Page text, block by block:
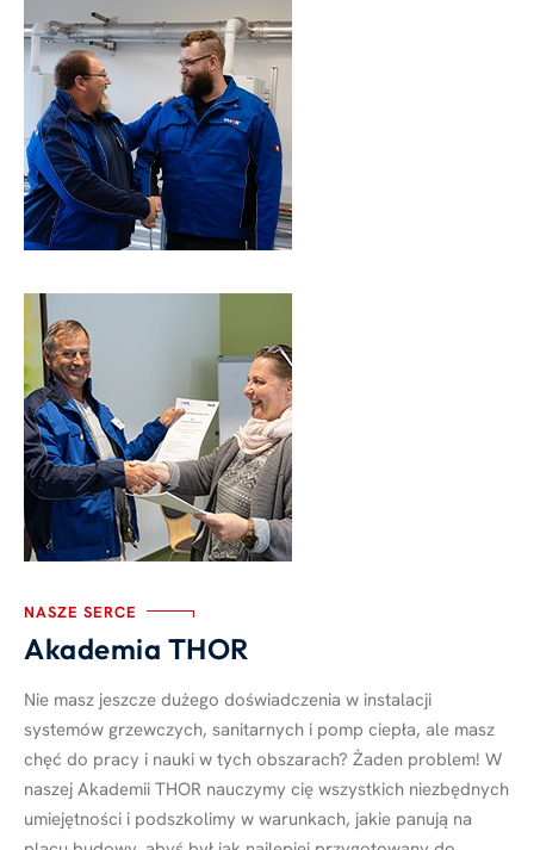
NASZE SERCE
Akademia THOR
Nie masz jeszcze dużego doświadczenia w instalacji
systemów grzewczych, sanitarnych i pomp ciepła, ale masz
chęć do pracy i nauki w tych obszarach? Żaden problem! W
naszej Akademii THOR nauczymy cię wszystkich niezbędnych
umiejętności i podszkolimy w warunkach, jakie panują na